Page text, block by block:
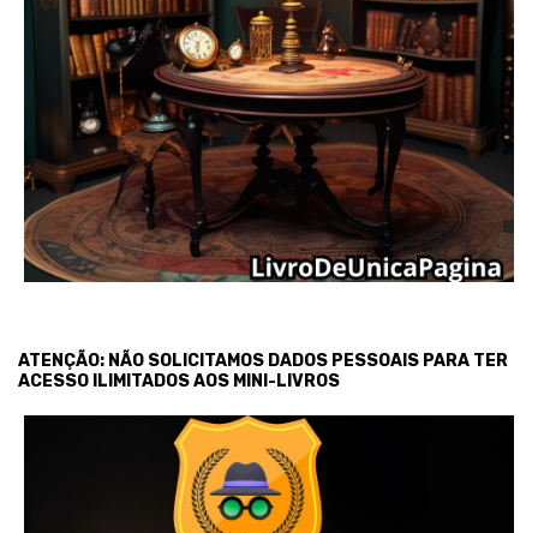
ATENÇÃO: NÃO SOLICITAMOS DADOS PESSOAIS PARA TER
ACESSO ILIMITADOS AOS MINI-LIVROS